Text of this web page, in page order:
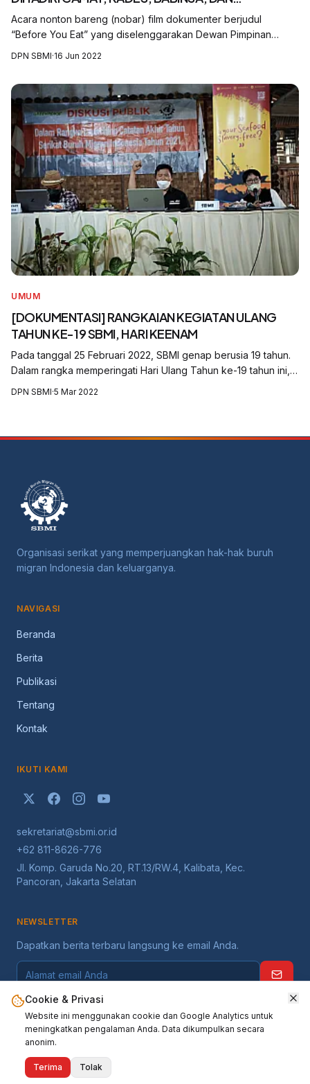
BABINKAMTIBMAS
Acara nonton bareng (nobar) film dokumenter berjudul
“Before You Eat” yang diselenggarakan Dewan Pimpinan
DPN SBMI·16 Jun 2022
UMUM
[DOKUMENTASI] RANGKAIAN KEGIATAN ULANG
TAHUN KE-19 SBMI, HARI KEENAM
Pada tanggal 25 Februari 2022, SBMI genap berusia 19 tahun.
Dalam rangka memperingati Hari Ulang Tahun ke-19 tahun ini,
DPN SBMI·5 Mar 2022
Organisasi serikat yang memperjuangkan hak-hak buruh
migran Indonesia dan keluarganya.
NAVIGASI
Beranda
Berita
Publikasi
Tentang
Kontak
IKUTI KAMI
sekretariat@sbmi.or.id
+62 811-8626-776
Jl. Komp. Garuda No.20, RT.13/RW.4, Kalibata, Kec.
Pancoran, Jakarta Selatan
NEWSLETTER
Dapatkan berita terbaru langsung ke email Anda.
©2026
Cookie & Privasi
Website ini menggunakan cookie dan Google Analytics untuk
meningkatkan pengalaman Anda. Data dikumpulkan secara
anonim.
Terima Tolak